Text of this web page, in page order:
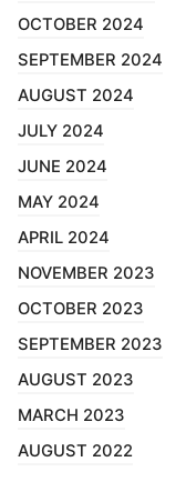
OCTOBER 2024
SEPTEMBER 2024
AUGUST 2024
JULY 2024
JUNE 2024
MAY 2024
APRIL 2024
NOVEMBER 2023
OCTOBER 2023
SEPTEMBER 2023
AUGUST 2023
MARCH 2023
AUGUST 2022